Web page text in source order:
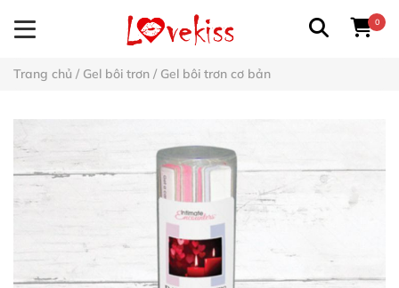
0
Trang chủ / Gel bôi trơn / Gel bôi trơn cơ bản